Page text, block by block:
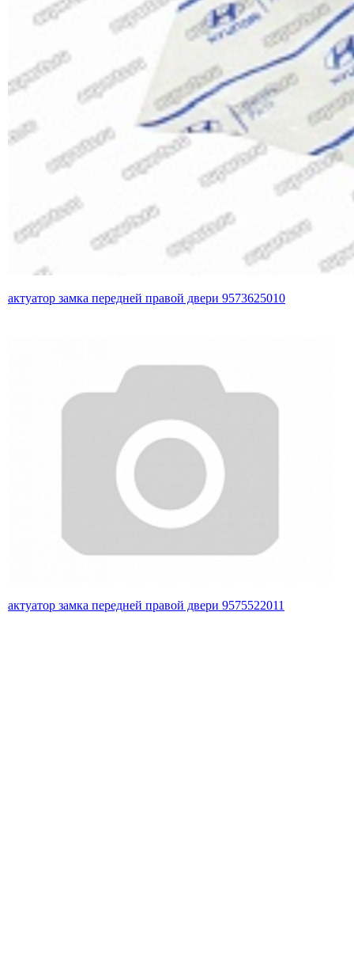
актуатор замка передней правой двери 9573625010
актуатор замка передней правой двери 9575522011